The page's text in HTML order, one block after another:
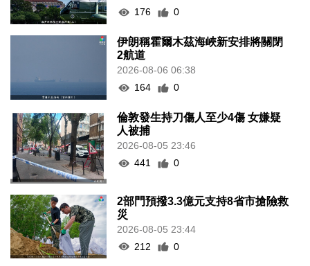
176
0
伊朗稱霍爾木茲海峽新安排將關閉
2航道
2026-08-06 06:38
164
0
倫敦發生持刀傷人至少4傷 女嫌疑
人被捕
2026-08-05 23:46
441
0
2部門預撥3.3億元支持8省市搶險救
災
2026-08-05 23:44
212
0